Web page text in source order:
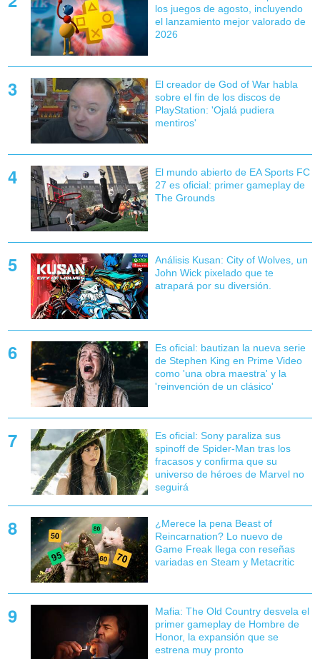
los juegos de agosto, incluyendo
el lanzamiento mejor valorado de
2026
El creador de God of War habla
sobre el fin de los discos de
PlayStation: 'Ojalá pudiera
mentiros'
El mundo abierto de EA Sports FC
27 es oficial: primer gameplay de
The Grounds
Análisis Kusan: City of Wolves, un
John Wick pixelado que te
atrapará por su diversión.
Es oficial: bautizan la nueva serie
de Stephen King en Prime Video
como 'una obra maestra' y la
'reinvención de un clásico'
Es oficial: Sony paraliza sus
spinoff de Spider-Man tras los
fracasos y confirma que su
universo de héroes de Marvel no
seguirá
¿Merece la pena Beast of
Reincarnation? Lo nuevo de
Game Freak llega con reseñas
variadas en Steam y Metacritic
Mafia: The Old Country desvela el
primer gameplay de Hombre de
Honor, la expansión que se
estrena muy pronto